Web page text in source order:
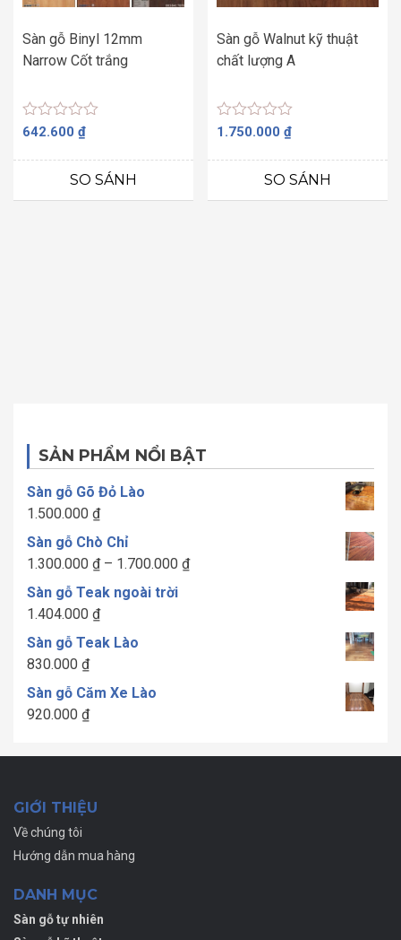
Sàn gỗ Binyl 12mm
Narrow Cốt trắng
Được
hạng
sao
642.600 ₫
SO SÁNH
Sàn gỗ Walnut kỹ thuật
chất lượng A
Được
hạng
sao
1.750.000₫
SO SÁNH
SẢN PHẨM NỔI BẬT
Sàn gỗ Gõ Đỏ Lào
1.500.000 ₫
Sàn gỗ Chò Chỉ
1.300.000 ₫ – 1.700.000 ₫Khoảng
Sàn gỗ Teak ngoài trời
1.404.000 ₫
Sàn gỗ Teak Lào
830.000 ₫
Sàn gỗ Căm Xe Lào
920.000 ₫
GIỚI THIỆU
Về chúng tôi
Hướng dẫn mua hàng
DANH MỤC
Sàn gỗ tự nhiên